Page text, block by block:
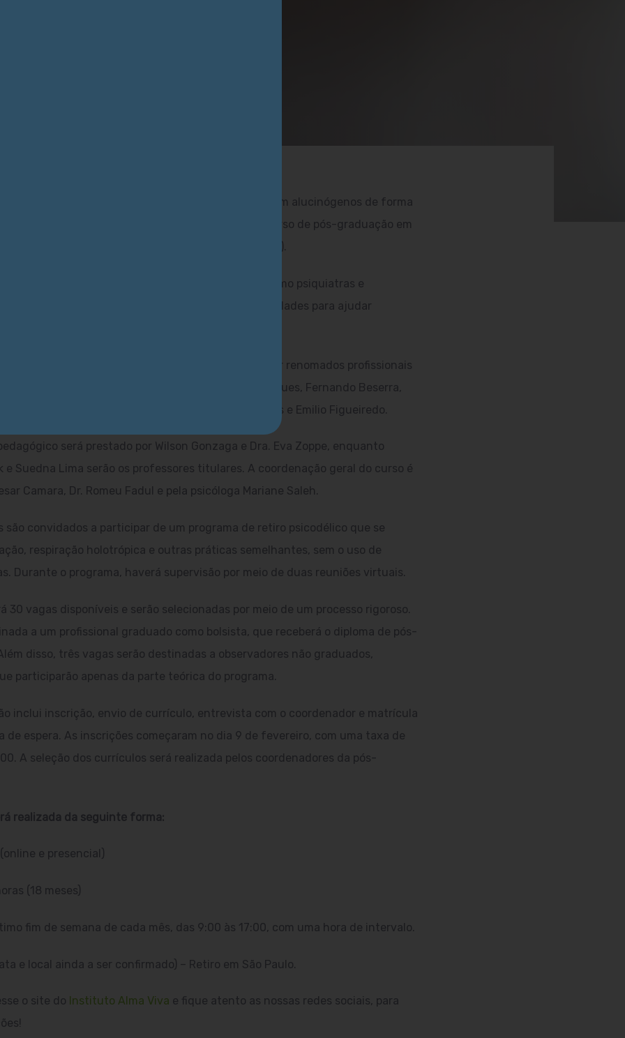
o Brasil no cenário global de tratamentos com alucinógenos de forma
o Instituto Alma Viva desenvolveu o primeiro curso de pós-graduação em
aprovado pelo Ministério da Educação (MEC).
objetivo fornecer aos profissionais da saúde, como psiquiatras e
para adquirir conhecimento e desenvolver habilidades para ajudar
em dez módulos, o corpo docente é formado por renomados profissionais
incluindo Gisele Fernandes Osterhold, Sandro Rodrigues, Fernando Beserra,
Wiessner, Sandra Lucia Goulart, Bruno Ramos Gomes e Emilio Figueiredo.
será prestado por Wilson Gonzaga e Dra. Eva Zoppe, enquanto
e Suedna Lima serão os professores titulares. A coordenação geral do curso é
Camara, Dr. Romeu Fadul e pela psicóloga Mariane Saleh.
são convidados a participar de um programa de retiro psicodélico que se
respiração holotrópica e outras práticas semelhantes, sem o uso de
Durante o programa, haverá supervisão por meio de duas reuniões virtuais.
30 vagas disponíveis e serão selecionadas por meio de um processo rigoroso.
a um profissional graduado como bolsista, que receberá o diploma de pós-
disso, três vagas serão destinadas a observadores não graduados,
participarão apenas da parte teórica do programa.
inclui inscrição, envio de currículo, entrevista com o coordenador e matrícula
de espera. As inscrições começaram no dia 9 de fevereiro, com uma taxa de
A seleção dos currículos será realizada pelos coordenadores da pós-
realizada da seguinte forma:
e presencial)
(18 meses)
fim de semana de cada mês, das 9:00 às 17:00, com uma hora de intervalo.
e local ainda a ser confirmado) – Retiro em São Paulo.
o site do Instituto Alma Viva e fique atento as nossas redes sociais, para